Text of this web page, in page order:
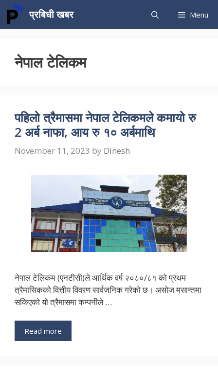
Skip
content
प्रबिधी खबर Menu
नेपाल टेलिकम
पहिलो त्रैमासमा नेपाल टेलिकमले कमायो रु
2 अर्ब नाफा, आय रु १० अर्बमाथि
November 11, 2023 by Dinesh
नेपाल टेलिकम (एनटीसी)ले आर्थिक वर्ष २०८०/८१ को प्रथम
त्रैमासिकको वित्तीय विवरण सार्वजनिक गरेको छ। असोज मसान्तमा
सकिएको यो त्रैमासमा कम्पनीले …
Read more